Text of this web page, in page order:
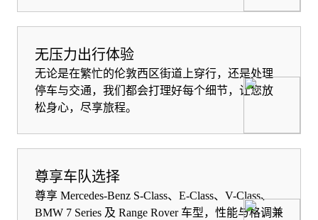
无压力出行体验
无论是在繁忙的伦敦西区街道上穿行，还是处理
停车与交通，我们都会打理好每个细节，让您放
松身心，尽享旅程。
尊享车队选择
尊享 Mercedes-Benz S-Class、E-Class、V-Class、
BMW 7 Series 及 Range Rover 车型，性能与格调兼